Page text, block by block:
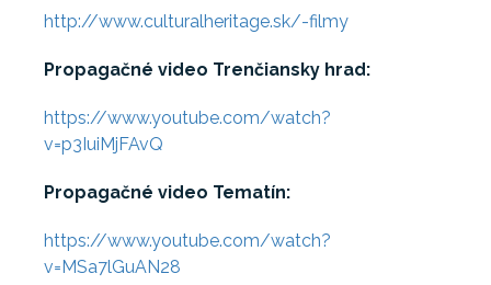
http://www.culturalheritage.sk/-filmy
Propagačné video Trenčiansky hrad:
https://www.youtube.com/watch?
v=p3IuiMjFAvQ
Propagačné video Tematín:
https://www.youtube.com/watch?
v=MSa7lGuAN28